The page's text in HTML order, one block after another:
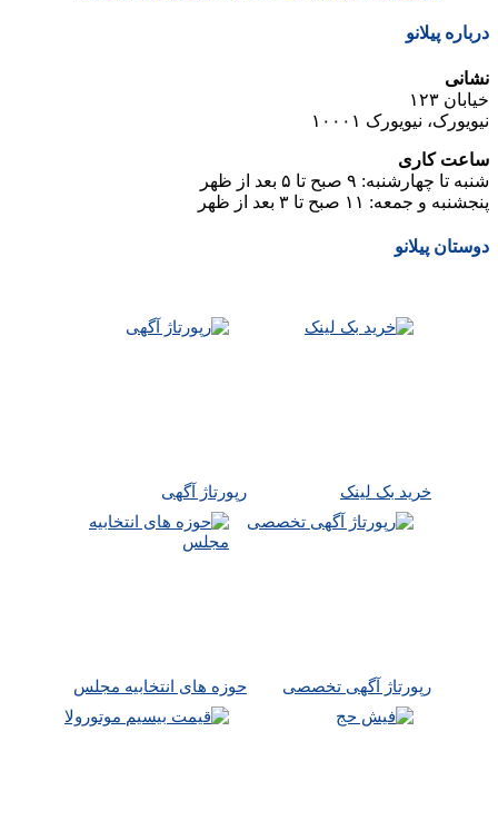
درباره پیلانو
نشانی
خیابان ۱۲۳
نیویورک، نیویورک ۱۰۰۰۱
ساعت کاری
شنبه تا چهارشنبه: ۹ صبح تا ۵ بعد از ظهر
پنجشنبه و جمعه: ۱۱ صبح تا ۳ بعد از ظهر
دوستان پیلانو
خرید بک لینک رپورتاژ آگهی
رپورتاژ آگهی تخصصی حوزه های انتخابیه مجلس